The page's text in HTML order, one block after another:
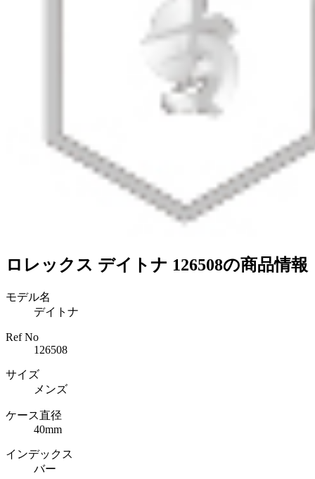
ロレックス デイトナ 126508の商品情報
モデル名
デイトナ
Ref No
126508
サイズ
メンズ
ケース直径
40mm
インデックス
バー